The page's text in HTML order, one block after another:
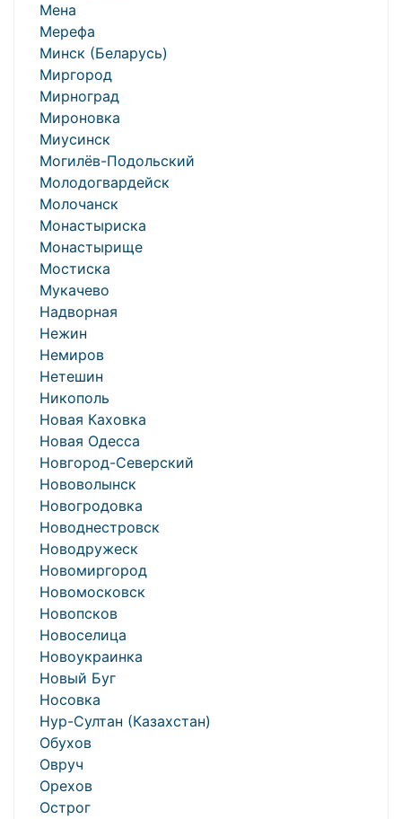
Мена
Мерефа
Минск (Беларусь)
Миргород
Мирноград
Мироновка
Миусинск
Могилёв-Подольский
Молодогвардейск
Молочанск
Монастыриска
Монастырище
Мостиска
Мукачево
Надворная
Нежин
Немиров
Нетешин
Никополь
Новая Каховка
Новая Одесса
Новгород-Северский
Нововолынск
Новогродовка
Новоднестровск
Новодружеск
Новомиргород
Новомосковск
Новопсков
Новоселица
Новоукраинка
Новый Буг
Носовка
Нур-Султан (Казахстан)
Обухов
Овруч
Орехов
Острог